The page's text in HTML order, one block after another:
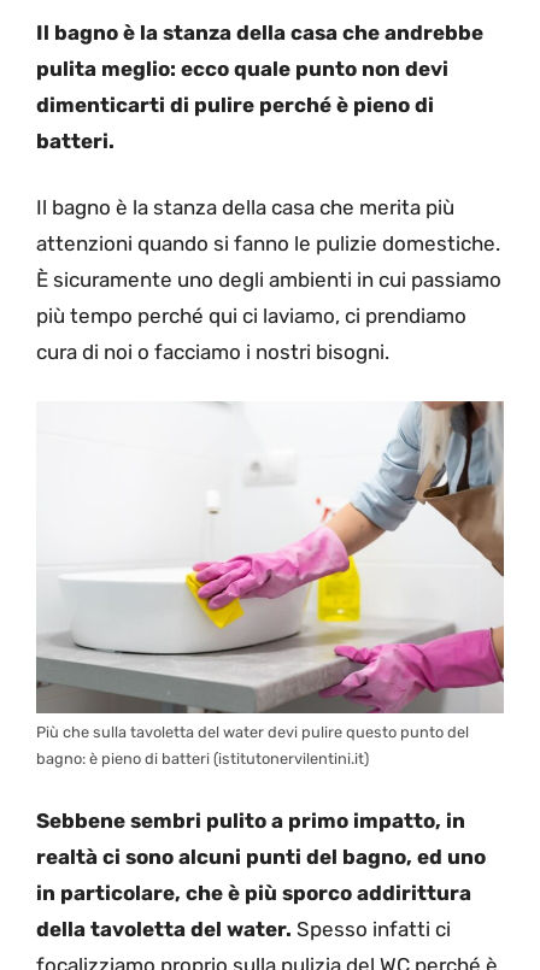
Il bagno è la stanza della casa che andrebbe
pulita meglio: ecco quale punto non devi
dimenticarti di pulire perché è pieno di
batteri.
Il bagno è la stanza della casa che merita più
attenzioni quando si fanno le pulizie domestiche.
È sicuramente uno degli ambienti in cui passiamo
più tempo perché qui ci laviamo, ci prendiamo
cura di noi o facciamo i nostri bisogni.
Più che sulla tavoletta del water devi pulire questo punto del
bagno: è pieno di batteri (istitutonervilentini.it)
Sebbene sembri pulito a primo impatto, in
realtà ci sono alcuni punti del bagno, ed uno
in particolare, che è più sporco addirittura
della tavoletta del water. Spesso infatti ci